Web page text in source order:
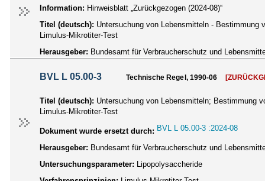
Information: Hinweisblatt „Zurückgezogen (2024-08)“
Titel (deutsch): Untersuchung von Lebensmitteln - Bestimmung
Limulus-Mikrotiter-Test
Herausgeber: Bundesamt für Verbraucherschutz und
BVL L 05.00-3 Technische Regel, 1990-06
Titel (deutsch): Untersuchung von Lebensmitteln; Bestimmung
Limulus-Mikrotiter-Test
Dokument wurde ersetzt durch: BVL L 05.00-3 :2024-08
Herausgeber: Bundesamt für Verbraucherschutz und
Untersuchungsparameter: Lipopolysaccheride